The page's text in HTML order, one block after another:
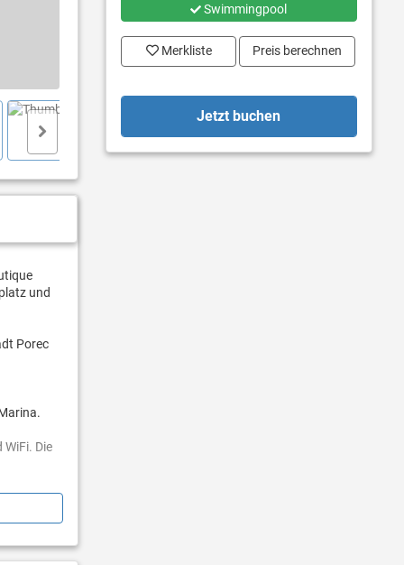
und
Porec
Die
bieten
Swimmingpool
Merkliste Preis berechnen
Jetzt buchen